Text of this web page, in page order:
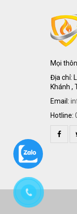
Mọi
Địa chỉ:
Khánh ,
Email:
Hotline: